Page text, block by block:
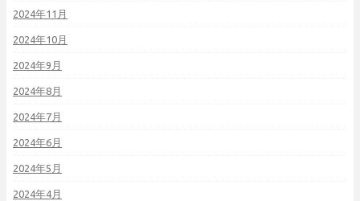
2024年11月
2024年10月
2024年9月
2024年8月
2024年7月
2024年6月
2024年5月
2024年4月